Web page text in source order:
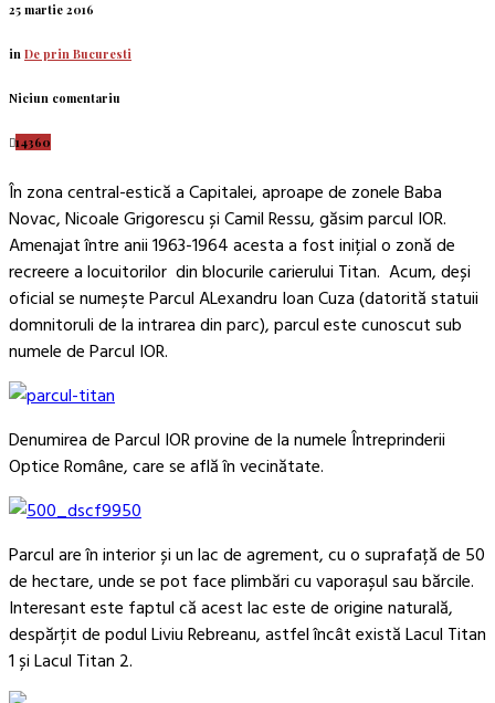
25 martie 2016
in De prin Bucuresti
Niciun comentariu
14360
În zona central-estică a Capitalei, aproape de zonele Baba
Novac, Nicoale Grigorescu și Camil Ressu, găsim parcul IOR.
Amenajat între anii 1963-1964 acesta a fost inițial o zonă de
recreere a locuitorilor din blocurile carierului Titan. Acum, deși
oficial se numește Parcul ALexandru Ioan Cuza (datorită statuii
domnitoruli de la intrarea din parc), parcul este cunoscut sub
numele de Parcul IOR.
Denumirea de Parcul IOR provine de la numele Întreprinderii
Optice Române, care se află în vecinătate.
Parcul are în interior și un lac de agrement, cu o suprafață de 50
de hectare, unde se pot face plimbări cu vaporașul sau bărcile.
Interesant este faptul că acest lac este de origine naturală,
despărțit de podul Liviu Rebreanu, astfel încât există Lacul Titan
1 și Lacul Titan 2.